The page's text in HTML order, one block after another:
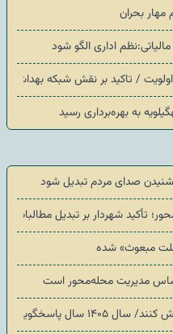
بحران
مالیاتی:نظم اداری الگو شود
اولویت / تاکید بر نقش شبکه
به بهره‌برداری رسید
شنیدن صدای مردم تبدیل شود
تأکید شهردار بر تبدیل مطالبات
مبعوث» شده
مدیریت محله‌محور است
عملکرد اعتبارات است